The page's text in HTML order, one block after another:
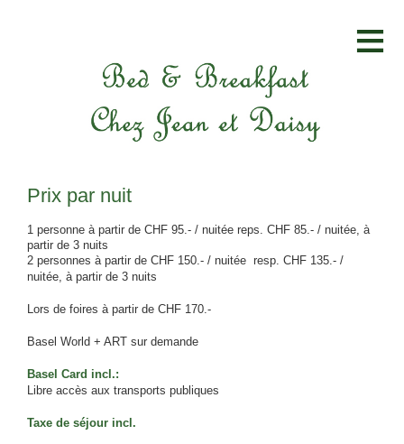
Prix par nuit
1 personne à partir de CHF 95.- / nuitée reps. CHF 85.- / nuitée, à
partir de 3 nuits
2 personnes à partir de CHF 150.- / nuitée resp. CHF 135.- /
nuitée, à partir de 3 nuits
Lors de foires à partir de CHF 170.-
Basel World + ART sur demande
Basel Card incl.:
Libre accès aux transports publiques
Taxe de séjour incl.
≡